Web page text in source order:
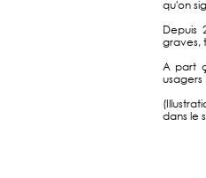
qu'on
Depuis
graves,
A part
usagers
dans le